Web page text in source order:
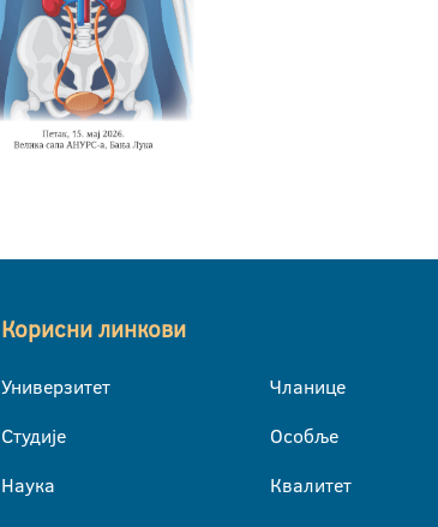
Корисни линкови
Универзитет
Студије
Наука
Чланице
Особље
Квалитет